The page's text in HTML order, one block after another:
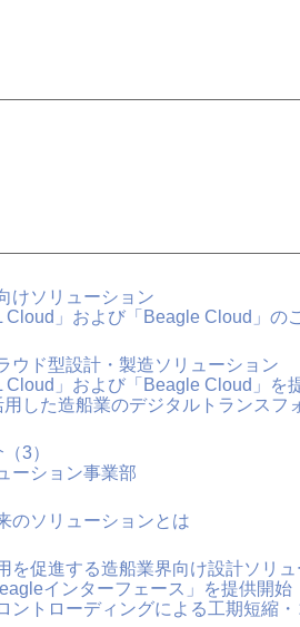
けソリューション
Cloud」および「Beagle Cloud」の
ウド型設計・製造ソリューション
Cloud」および「Beagle Cloud」を
用した造船業のデジタルトランスフ
3）
ーション事業部
のソリューションとは
を促進する造船業界向け設計ソリ
インターフェース」を提供開始
ントローディングによる工期短縮